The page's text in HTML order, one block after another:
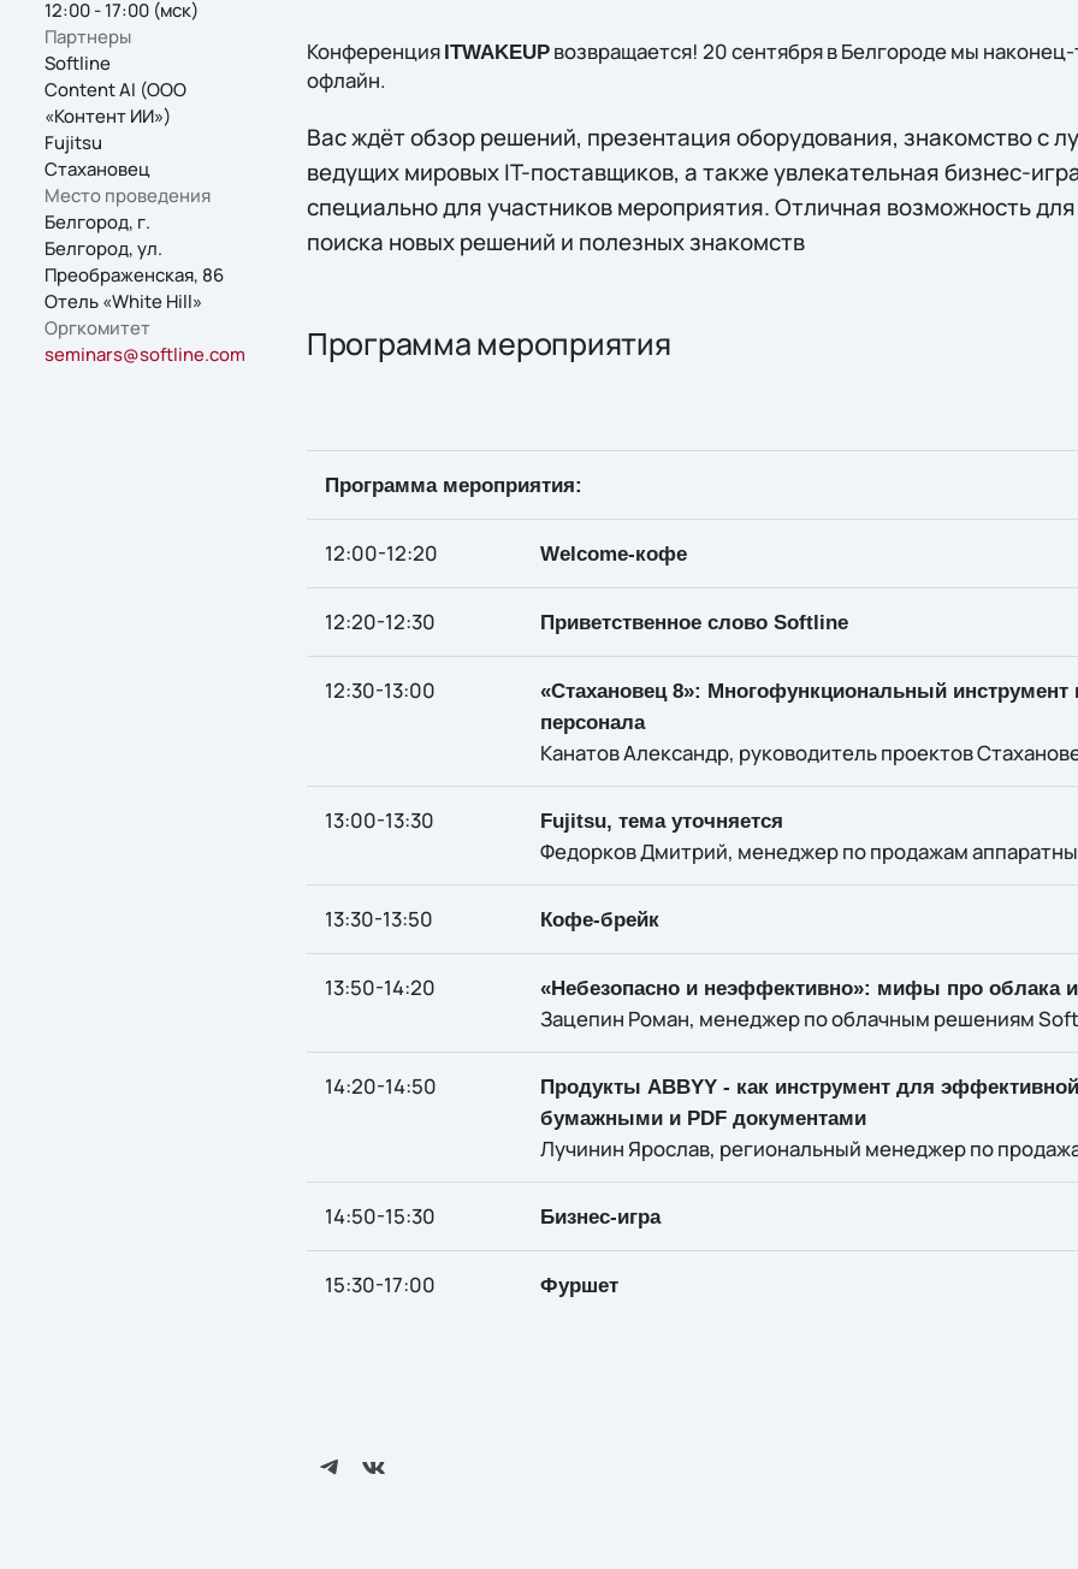
12:00 - 17:00 (мск)
Партнеры
Softline
Content AI (ООО
«Контент ИИ»)
Fujitsu
Стахановец
Место проведения
Белгород, г.
Белгород, ул.
Преображенская, 86
Отель «White Hill»
Оргкомитет
seminars@softline.com
Конференция ITWAKEUPвозвращается! 20 сентября в Белгороде мы
офлайн.
Вас ждёт обзор решений, презентация оборудования, знакомство с
ведущих мировых IT-поставщиков, а также увлекательная бизнес-
специально для участников мероприятия. Отличная возможность
поиска новых решений и полезных знакомств
Программа мероприятия
Программа мероприятия:
12:00-12:20 Welcome-кофе
12:20-12:30 Приветственное слово Softline
12:30-13:00
«Стахановец 8»: Многофункциональный инструмент
персонала
Канатов Александр, руководитель проектов
13:00-13:30 Fujitsu, тема уточняется
Федорков Дмитрий, менеджер по продажам
13:30-13:50 Кофе-брейк
13:50-14:20 «Небезопасно и неэффективно»: мифы про облака
Зацепин Роман, менеджер по облачным решениям
14:20-14:50
Продукты ABBYY - как инструмент для
бумажными и PDF документами
Лучинин Ярослав, региональный менеджер по
14:50-15:30 Бизнес-игра
15:30-17­:00 Фуршет